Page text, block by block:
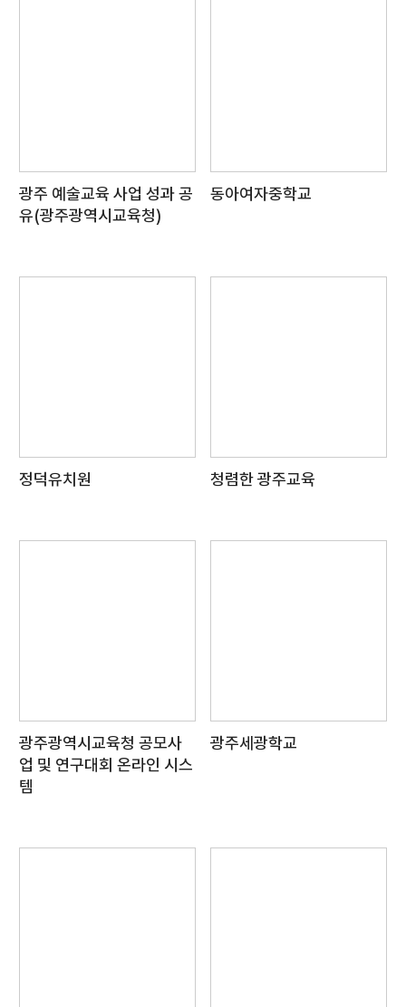
광주 예술교육 사업 성과 공
유(광주광역시교육청)
동아여자중학교
정덕유치원 청렴한 광주교육
광주광역시교육청 공모사
업 및 연구대회 온라인 시스
템
광주세광학교